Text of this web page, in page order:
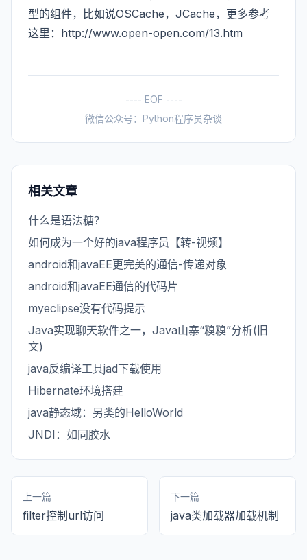
型的组件，比如说OSCache，JCache，更多参考
这里：http://www.open-open.com/13.htm
---- EOF ----
微信公众号：Python程序员杂谈
相关文章
什么是语法糖？
如何成为一个好的java程序员【转-视频】
android和javaEE更完美的通信-传递对象
android和javaEE通信的代码片
myeclipse没有代码提示
Java实现聊天软件之一，Java山寨“糗糗”分析(旧
文)
java反编译工具jad下载使用
Hibernate环境搭建
java静态域：另类的HelloWorld
JNDI：如同胶水
上一篇
filter控制url访问
下一篇
java类加载器加载机制